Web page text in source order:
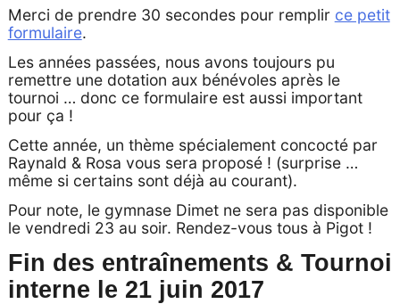
Merci de prendre 30 secondes pour remplir ce petit
formulaire.
Les années passées, nous avons toujours pu
remettre une dotation aux bénévoles après le
tournoi … donc ce formulaire est aussi important
pour ça !
Cette année, un thème spécialement concocté par
Raynald & Rosa vous sera proposé ! (surprise …
même si certains sont déjà au courant).
Pour note, le gymnase Dimet ne sera pas disponible
le vendredi 23 au soir. Rendez-vous tous à Pigot !
Fin des entraînements & Tournoi
interne le 21 juin 2017